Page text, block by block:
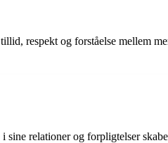
respekt og forståelse mellem
relationer og forpligtelser